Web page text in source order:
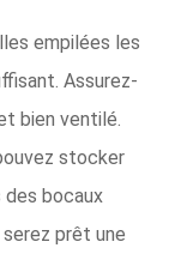
empilées les
Assurez-
bien ventilé.
stocker
bocaux
prêt une